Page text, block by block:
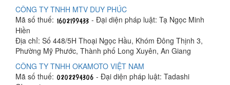
CÔNG TY TNHH MTV DUY PHÚC
Mã số thuế:
- Đại diện pháp luật: Tạ Ngọc Minh
Hiền
Địa chỉ: Số 448/5H Thoại Ngọc Hầu, Khóm Đông Thịnh 3,
Phường Mỹ Phước, Thành phố Long Xuyên, An Giang
CÔNG TY TNHH OKAMOTO VIỆT NAM
Mã số thuế:
- Đại diện pháp luật: Tadashi